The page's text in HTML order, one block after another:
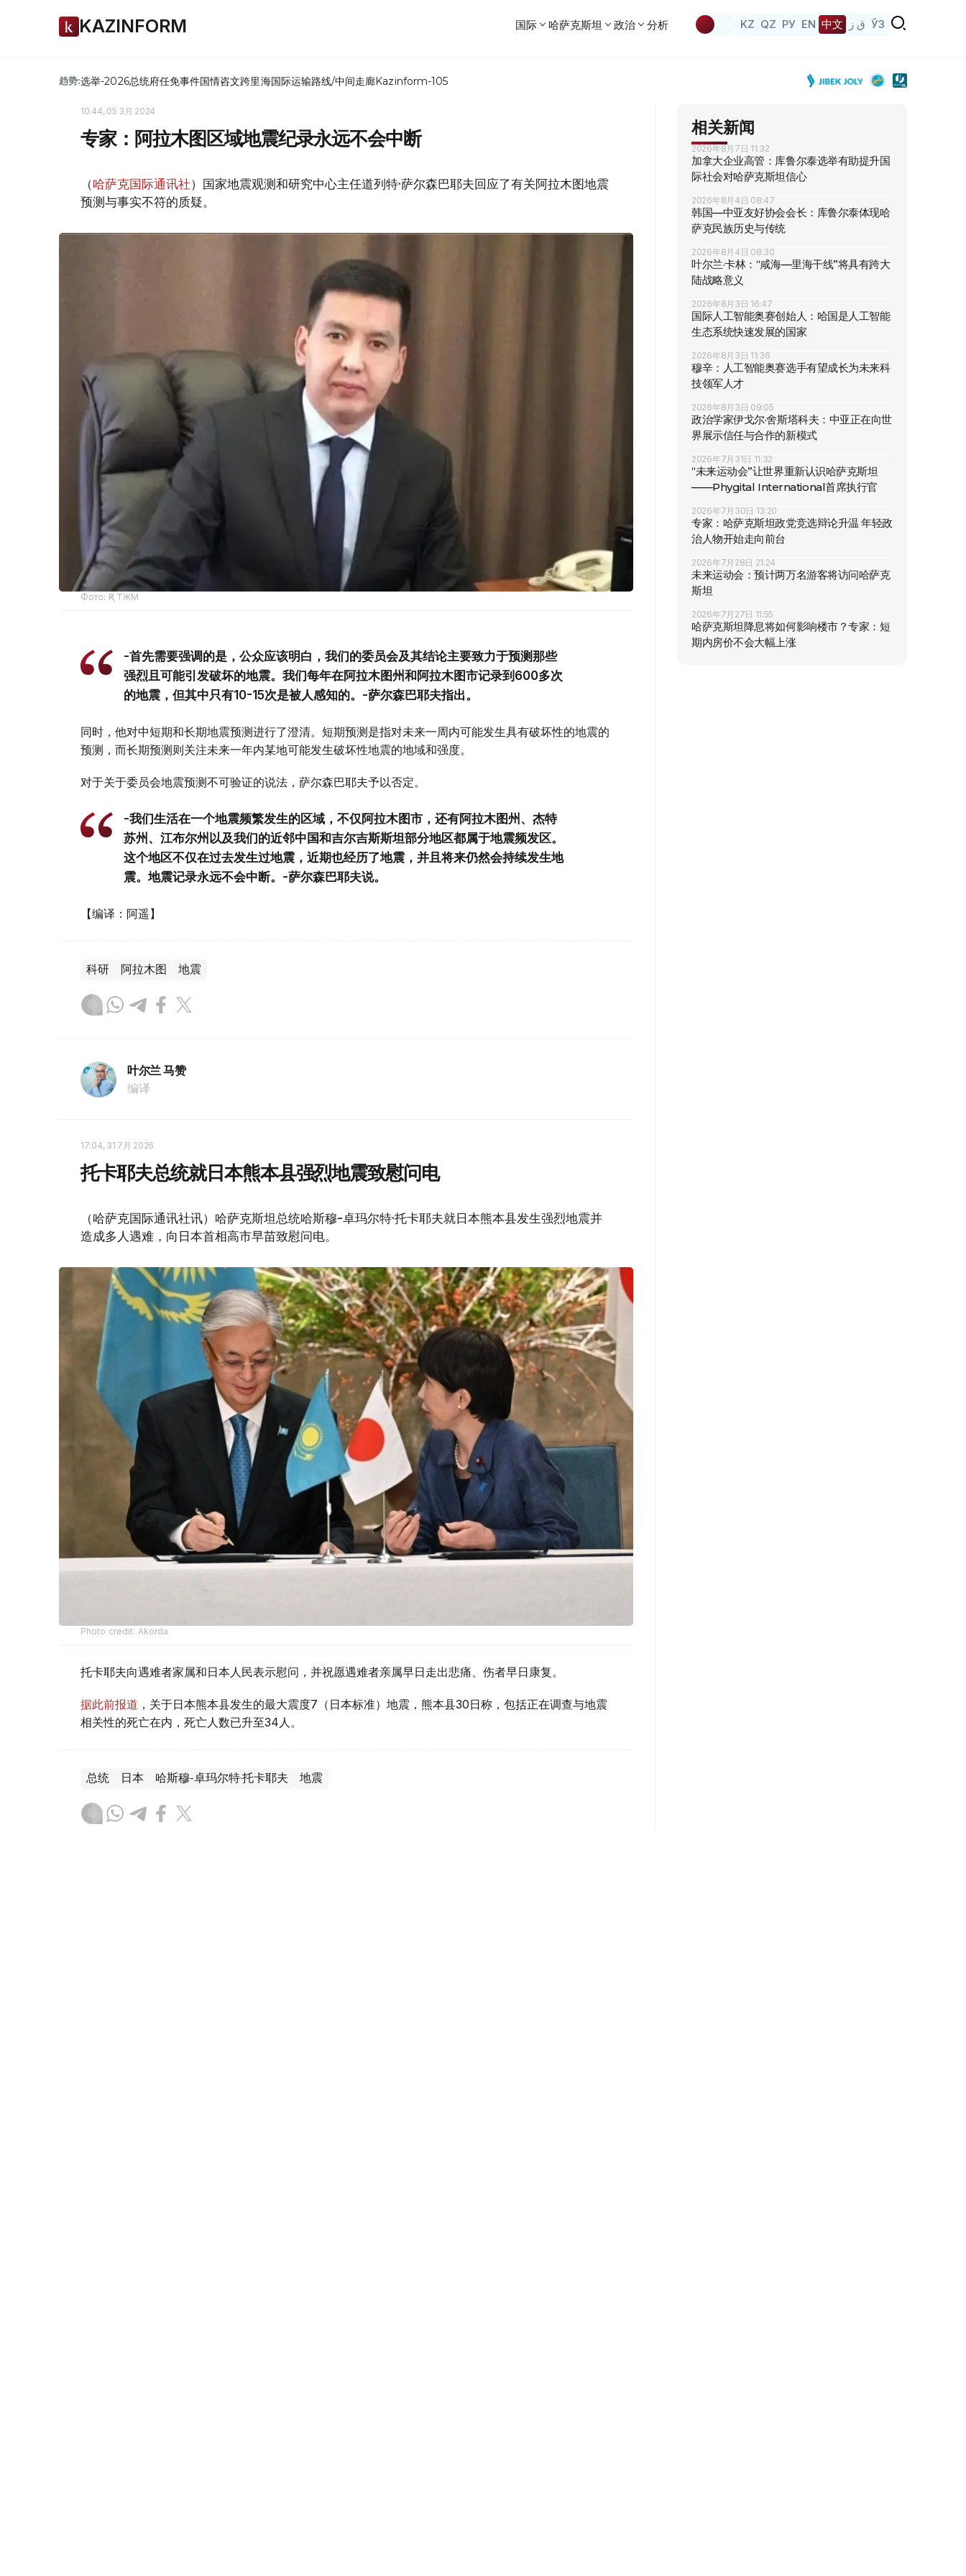
KAZINFORM 国际 哈萨克斯坦 政治 分析 KZ QZ РУ EN 中文 ق ز ЎЗ
趋势:选举-2026总统府任免事件国情咨文跨里海国际运输路线/中间走廊Kazinform-105
10:44, 05 3月 2024
专家：阿拉木图区域地震纪录永远不会中断
（哈萨克国际通讯社）国家地震观测和研究中心主任道列特·萨尔森巴耶夫回应了有关阿拉木图地震
预测与事实不符的质疑。
Фото: ҚР ТЖМ
-首先需要强调的是，公众应该明白，我们的委员会及其结论主要致力于预测那些
强烈且可能引发破坏的地震。我们每年在阿拉木图州和阿拉木图市记录到600多次
的地震，但其中只有10-15次是被人感知的。-萨尔森巴耶夫指出。
同时，他对中短期和长期地震预测进行了澄清。短期预测是指对未来一周内可能发生具有破坏性的地震的
预测，而长期预测则关注未来一年内某地可能发生破坏性地震的地域和强度。
对于关于委员会地震预测不可验证的说法，萨尔森巴耶夫予以否定。
-我们生活在一个地震频繁发生的区域，不仅阿拉木图市，还有阿拉木图州、杰特
苏州、江布尔州以及我们的近邻中国和吉尔吉斯斯坦部分地区都属于地震频发区。
这个地区不仅在过去发生过地震，近期也经历了地震，并且将来仍然会持续发生地
震。地震记录永远不会中断。-萨尔森巴耶夫说。
【编译：阿遥】
科研 阿拉木图 地震
叶尔兰 马赞
编译
17:04, 31 7月 2026
托卡耶夫总统就日本熊本县强烈地震致慰问电
（哈萨克国际通讯社讯）哈萨克斯坦总统哈斯穆-卓玛尔特·托卡耶夫就日本熊本县发生强烈地震并
造成多人遇难，向日本首相高市早苗致慰问电。
Photo credit: Akorda
托卡耶夫向遇难者家属和日本人民表示慰问，并祝愿遇难者亲属早日走出悲痛、伤者早日康复。
据此前报道 ，关于日本熊本县发生的最大震度7（日本标准）地震，熊本县30日称，包括正在调查与地震
相关性的死亡在内，死亡人数已升至34人。
总统 日本 哈斯穆-卓玛尔特·托卡耶夫 地震
相关新闻
2026年8月7日 11:32
加拿大企业高管：库鲁尔泰选举有助提升国
际社会对哈萨克斯坦信心
2026年8月4日 08:47
韩国—中亚友好协会会长：库鲁尔泰体现哈
萨克民族历史与传统
2026年8月4日 08:30
叶尔兰·卡林：“咸海—里海干线”将具有跨大
陆战略意义
2026年8月3日 16:47
国际人工智能奥赛创始人：哈国是人工智能
生态系统快速发展的国家
2026年8月3日 11:36
穆辛：人工智能奥赛选手有望成长为未来科
技领军人才
2026年8月3日 09:05
政治学家伊戈尔·舍斯塔科夫：中亚正在向世
界展示信任与合作的新模式
2026年7月31日 11:32
“未来运动会”让世界重新认识哈萨克斯坦
——Phygital International首席执行官
2026年7月30日 13:20
专家：哈萨克斯坦政党竞选辩论升温 年轻政
治人物开始走向前台
2026年7月28日 21:24
未来运动会：预计两万名游客将访问哈萨克
斯坦
2026年7月27日 11:55
哈萨克斯坦降息将如何影响楼市？专家：短
期内房价不会大幅上涨